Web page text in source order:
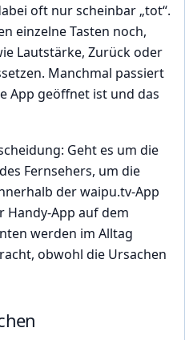
oft nur scheinbar „tot“.
einzelne Tasten noch,
Lautstärke, Zurück oder
Manchmal passiert
App geöffnet ist und das
Geht es um die
Fernsehers, um die
der waipu.tv-App
Handy-App auf dem
werden im Alltag
obwohl die Ursachen